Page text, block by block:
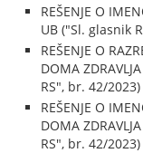
REŠENJE O
UB ("Sl. glasnik
REŠENJE O
DOMA
RS", br. 42/2023)
REŠENJE O
DOMA
RS", br. 42/2023)